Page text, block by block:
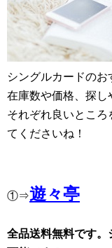
シングルカードのお
在庫数や価格、探し
それぞれ良いところ
てくださいね！
①⇒遊々亭
全品送料無料です。